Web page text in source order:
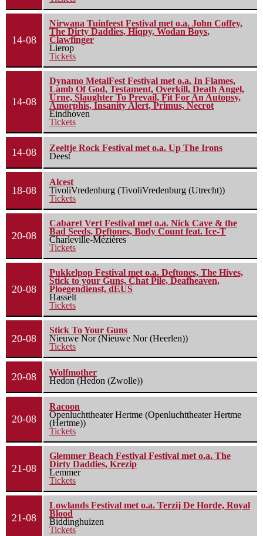
14-08
Nirwana Tuinfeest Festival met o.a. John Coffey,
The Dirty Daddies, Hiqpy, Wodan Boys,
Clawfinger
Lierop
Tickets
14-08
Dynamo MetalFest Festival met o.a. In Flames,
Lamb Of God, Testament, Overkill, Death Angel,
Urne, Slaughter To Prevail, Fit For An Autopsy,
Amorphis, Insanity Alert, Primus, Necrot
Eindhoven
Tickets
14-08
Zeeltje Rock Festival met o.a. Up The Irons
Deest
18-08
Alcest
TivoliVredenburg (TivoliVredenburg (Utrecht))
Tickets
20-08
Cabaret Vert Festival met o.a. Nick Cave & the
Bad Seeds, Deftones, Body Count feat. Ice-T
Charleville-Mézières
Tickets
20-08
Pukkelpop Festival met o.a. Deftones, The Hives,
Stick to your Guns, Chat Pile, Deafheaven,
Ploegendienst, dEUS
Hasselt
Tickets
20-08
Stick To Your Guns
Nieuwe Nor (Nieuwe Nor (Heerlen))
Tickets
20-08
Wolfmother
Hedon (Hedon (Zwolle))
20-08
Racoon
Openluchttheater Hertme (Openluchttheater Hertme
(Hertme))
Tickets
21-08
Glemmer Beach Festival Festival met o.a. The
Dirty Daddies, Krezip
Lemmer
Tickets
21-08
Lowlands Festival met o.a. Terzij De Horde, Royal
Blood
Biddinghuizen
Tickets